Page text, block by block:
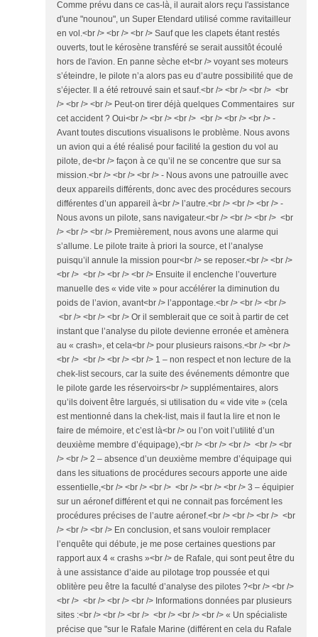
Comme prévu dans ce cas-là, il aurait alors reçu l'assistance
d'une "nounou", un Super Etendard utilisé comme ravitailleur
en vol.<br /> <br /> <br /> Sauf que les clapets étant restés
ouverts, tout le kérosène transféré se serait aussitôt écoulé
hors de l'avion. En panne sèche et<br /> voyant ses moteurs
s’éteindre, le pilote n’a alors pas eu d’autre possibilité que de
s’éjecter. Il a été retrouvé sain et sauf.<br /> <br /> <br /> <br
/> <br /> <br /> Peut-on tirer déjà quelques Commentaires sur
cet accident ? Oui<br /> <br /> <br /> <br /> <br /> <br /> -
Avant toutes discutions visualisons le problème. Nous avons
un avion qui a été réalisé pour facilité la gestion du vol au
pilote, de<br /> façon à ce qu’il ne se concentre que sur sa
mission.<br /> <br /> <br /> - Nous avons une patrouille avec
deux appareils différents, donc avec des procédures secours
différentes d’un appareil à<br /> l’autre.<br /> <br /> <br /> -
Nous avons un pilote, sans navigateur.<br /> <br /> <br /> <br
/> <br /> <br /> Premièrement, nous avons une alarme qui
s’allume. Le pilote traite à priori la source, et l’analyse
puisqu’il annule la mission pour<br /> se reposer.<br /> <br />
<br /> <br /> <br /> <br /> Ensuite il enclenche l’ouverture
manuelle des « vide vite » pour accélérer la diminution du
poids de l’avion, avant<br /> l’appontage.<br /> <br /> <br />
<br /> <br /> <br /> Or il semblerait que ce soit à partir de cet
instant que l’analyse du pilote devienne erronée et amènera
au « crash», et cela<br /> pour plusieurs raisons.<br /> <br />
<br /> <br /> <br /> <br /> 1 – non respect et non lecture de la
chek-list secours, car la suite des événements démontre que
le pilote garde les réservoirs<br /> supplémentaires, alors
qu’ils doivent être largués, si utilisation du « vide vite » (cela
est mentionné dans la chek-list, mais il faut la lire et non le
faire de mémoire, et c’est là<br /> ou l’on voit l’utilité d’un
deuxième membre d’équipage),<br /> <br /> <br /> <br /> <br
/> <br /> 2 – absence d’un deuxième membre d’équipage qui
dans les situations de procédures secours apporte une aide
essentielle,<br /> <br /> <br /> <br /> <br /> <br /> 3 – équipier
sur un aéronef différent et qui ne connait pas forcément les
procédures précises de l’autre aéronef.<br /> <br /> <br /> <br
/> <br /> <br /> En conclusion, et sans vouloir remplacer
l’enquête qui débute, je me pose certaines questions par
rapport aux 4 « crashs »<br /> de Rafale, qui sont peut être du
à une assistance d’aide au pilotage trop poussée et qui
oblitère peu être la faculté d’analyse des pilotes ?<br /> <br />
<br /> <br /> <br /> <br /> Informations données par plusieurs
sites :<br /> <br /> <br /> <br /> <br /> <br /> « Un spécialiste
précise que "sur le Rafale Marine (différent en cela du Rafale